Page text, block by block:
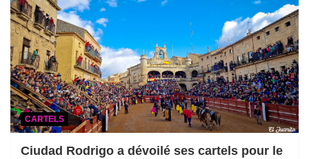
CARTELS
Ciudad Rodrigo a dévoilé ses cartels pour le